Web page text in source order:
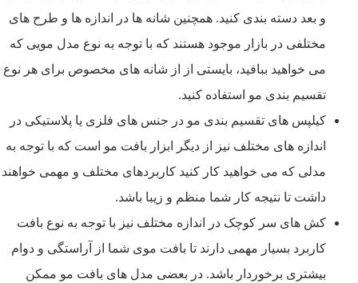
و بعد دسته بندی کنید. همچنین شانه ها در اندازه ها و طرح های
مختلفی در بازار موجود هستند که با توجه به نوع مدل مویی که
می خواهید ببافید، بایستی از از شانه های مخصوص برای هر نوع
تقسیم بندی مو استفاده کنید.
کیلپس های تقسیم بندی مو در جنس های فلزی یا پلاستیکی در
اندازه های مختلف نیز از دیگر ابزار بافت مو است که با توجه به
مدلی که می خواهید کار کنید کاربردهای مختلف و مهمی خواهند
داشت تا نتیجه کار شما منظم و زیبا باشد.
کش های سر کوچک در اندازه مختلف نیز با توجه به نوع بافت
کاربرد بسیار مهمی دارند تا بافت موی شما از آراستگی و دوام
بیشتری برخوردار باشد. در بعضی مدل های بافت مو ممکن